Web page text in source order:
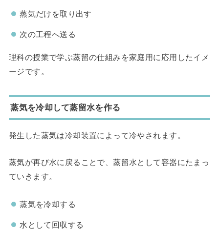
蒸気だけを取り出す
次の工程へ送る
理科の授業で学ぶ蒸留の仕組みを家庭用に応用したイメ
ージです。
蒸気を冷却して蒸留水を作る
発生した蒸気は冷却装置によって冷やされます。
蒸気が再び水に戻ることで、蒸留水として容器にたまっ
ていきます。
蒸気を冷却する
水として回収する